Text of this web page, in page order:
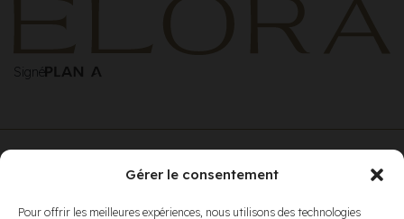
Gérer le consentement
Pour offrir les meilleures expériences, nous utilisons des technologies
Signé
conditions
2005 av. de Bois-de-Boulogne, Laval QC H7N 0J7